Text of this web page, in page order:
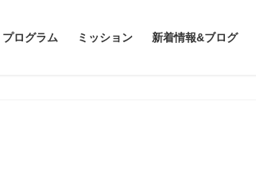
プログラム ミッション 新着情報&ブログ